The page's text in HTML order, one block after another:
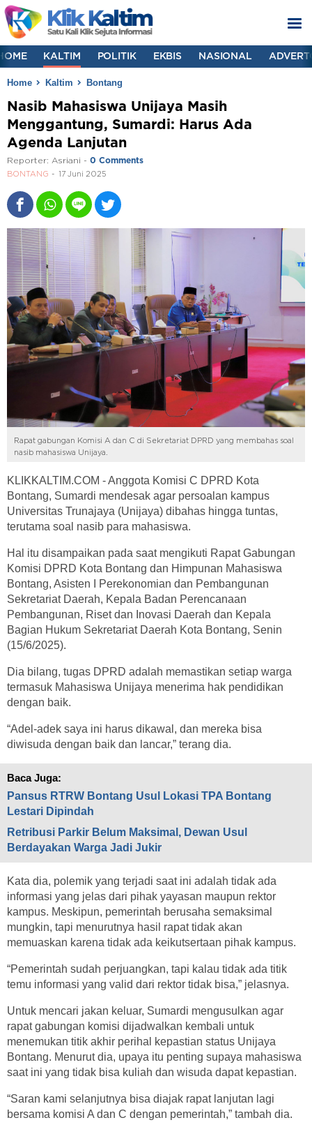
KALTIM POLITIK EKBIS NASIONAL
Home Kaltim Bontang
Nasib Mahasiswa Unijaya Masih
Menggantung, Sumardi: Harus Ada
Agenda Lanjutan
Reporter: Asriani - 0 Comments
BONTANG 17 Juni 2025
Rapat gabungan Komisi A dan C di Sekretariat DPRD yang membahas soal
nasib mahasiswa Unijaya.
KLIKKALTIM.COM - Anggota Komisi C DPRD Kota
Bontang, Sumardi mendesak agar persoalan kampus
Universitas Trunajaya (Unijaya) dibahas hingga tuntas,
terutama soal nasib para mahasiswa.
Hal itu disampaikan pada saat mengikuti Rapat Gabungan
Komisi DPRD Kota Bontang dan Himpunan Mahasiswa
Bontang, Asisten I Perekonomian dan Pembangunan
Sekretariat Daerah, Kepala Badan Perencanaan
Pembangunan, Riset dan Inovasi Daerah dan Kepala
Bagian Hukum Sekretariat Daerah Kota Bontang, Senin
(15/6/2025).
Dia bilang, tugas DPRD adalah memastikan setiap warga
termasuk Mahasiswa Unijaya menerima hak pendidikan
dengan baik.
“Adel-adek saya ini harus dikawal, dan mereka bisa
diwisuda dengan baik dan lancar,” terang dia.
Baca Juga:
Pansus RTRW Bontang Usul Lokasi TPA Bontang
Lestari Dipindah
Retribusi Parkir Belum Maksimal, Dewan Usul
Berdayakan Warga Jadi Jukir
Kata dia, polemik yang terjadi saat ini adalah tidak ada
informasi yang jelas dari pihak yayasan maupun rektor
kampus. Meskipun, pemerintah berusaha semaksimal
mungkin, tapi menurutnya hasil rapat tidak akan
memuaskan karena tidak ada keikutsertaan pihak kampus.
“Pemerintah sudah perjuangkan, tapi kalau tidak ada titik
temu informasi yang valid dari rektor tidak bisa,” jelasnya.
Untuk mencari jakan keluar, Sumardi mengusulkan agar
rapat gabungan komisi dijadwalkan kembali untuk
menemukan titik akhir perihal kepastian status Unijaya
Bontang. Menurut dia, upaya itu penting supaya mahasiswa
saat ini yang tidak bisa kuliah dan wisuda dapat kepastian.
“Saran kami selanjutnya bisa diajak rapat lanjutan lagi
bersama komisi A dan C dengan pemerintah,” tambah dia.